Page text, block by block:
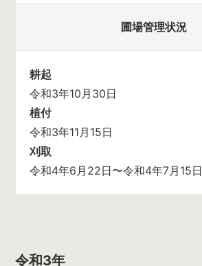
圃場管理状況
耕起
令和3年10月30日
植付
令和3年11月15日
刈取
令和4年6月22日〜令和4年7月15日
令和3年